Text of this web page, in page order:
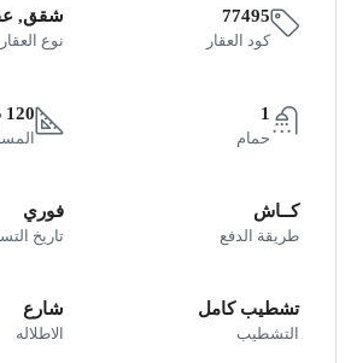
77495
كود العقار
شقق,
نوع العقار
1
حمام
120 م2
كــاش
طريقة الدفع
فوري
تاريخ
تشطيب كامل
التشطيب
شارع
الاطلاله